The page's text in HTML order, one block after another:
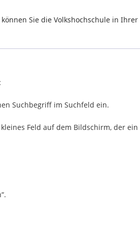
Sie die Volkshochschule in Ihrer
Suchbegriff im Suchfeld ein.
Feld auf dem Bildschirm, der ein